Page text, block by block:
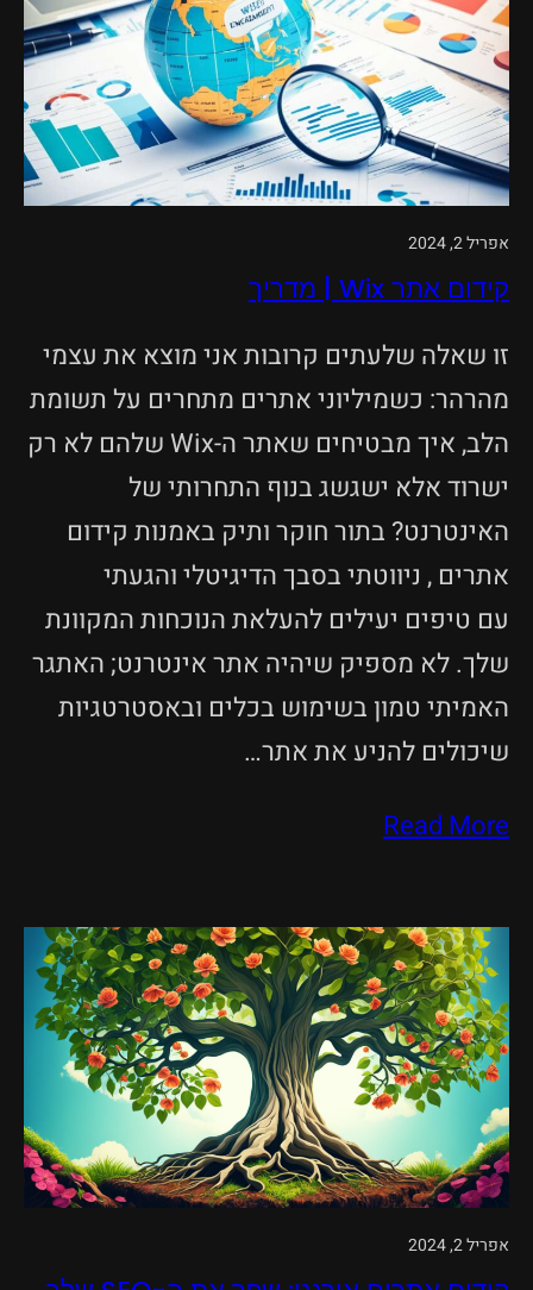
אפריל 2, 2024
קידום אתר Wix | מדריך
זו שאלה שלעתים קרובות אני מוצא את עצמי
מהרהר: כשמיליוני אתרים מתחרים על תשומת
הלב, איך מבטיחים שאתר ה-Wix שלהם לא רק
ישרוד אלא ישגשג בנוף התחרותי של
האינטרנט? בתור חוקר ותיק באמנות קידום
אתרים , ניווטתי בסבך הדיגיטלי והגעתי
עם טיפים יעילים להעלאת הנוכחות המקוונת
שלך. לא מספיק שיהיה אתר אינטרנט; האתגר
האמיתי טמון בשימוש בכלים ובאסטרטגיות
שיכולים להניע את אתר…
Read More
אפריל 2, 2024